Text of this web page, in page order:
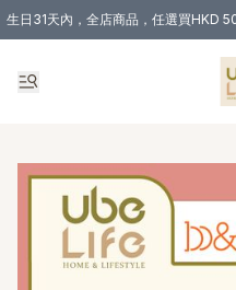
生日31天內，全店商品，任選買HKD
購物滿 HKD 300.00即享免運費優惠！